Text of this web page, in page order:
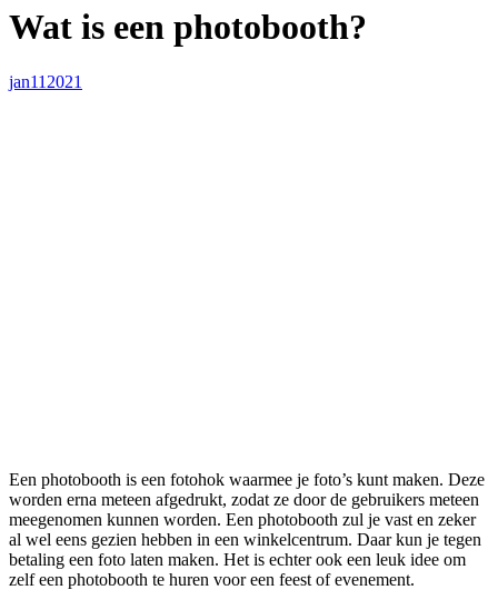
Wat is een photobooth?
jan11 2021
Een photobooth is een fotohok waarmee je foto’s kunt maken. Deze
worden erna meteen afgedrukt, zodat ze door de gebruikers meteen
meegenomen kunnen worden. Een photobooth zul je vast en zeker
al wel eens gezien hebben in een winkelcentrum. Daar kun je tegen
betaling een foto laten maken. Het is echter ook een leuk idee om
zelf een photobooth te huren voor een feest of evenement.